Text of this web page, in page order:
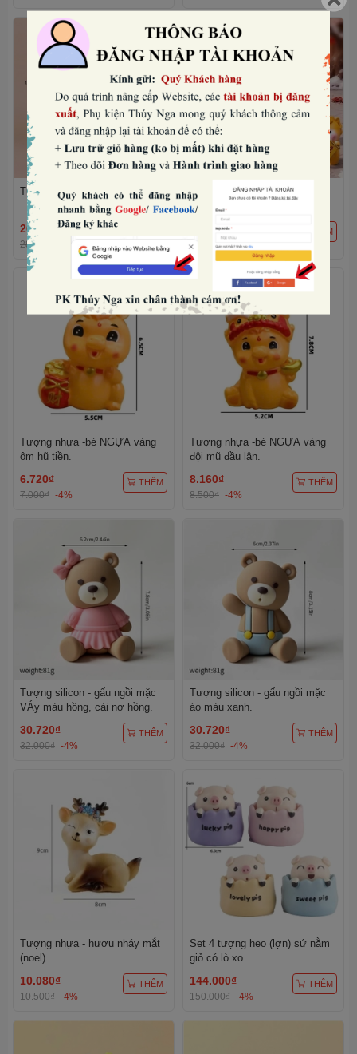
Tượng ngựa có cánh-TRẮNG.
26.880₫
28.000₫
Set nhựa đặc- 5 tượng bé
ngựa vàng mini mix mẫu.
30.720₫
32.000₫ -4%
THÊM
Tượng nhựa -bé NGỰA vàng
ôm hũ tiền.
6.720₫
7.000₫ -4%
THÊM
Tượng nhựa -bé NGỰA vàng
đội mũ đầu lân.
8.160₫
8.500₫ -4%
THÊM
Tượng silicon - gấu ngồi mặc
VÁy màu hồng, cài nơ hồng.
30.720₫
32.000₫ -4%
THÊM
Tượng silicon - gấu ngồi mặc
áo màu xanh.
30.720₫
32.000₫ -4%
THÊM
Tượng nhựa - hươu nháy mắt
(noel).
10.080₫
10.500₫ -4%
THÊM
Set 4 tượng heo (lợn) sứ nằm
giỏ có lò xo.
144.000₫
150.000₫ -4%
THÊM